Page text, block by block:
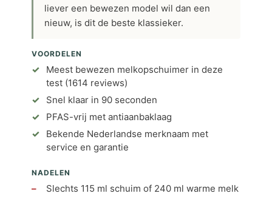
liever een bewezen model wil dan een
nieuw, is dit de beste klassieker.
VOORDELEN
Meest bewezen melkopschuimer in deze
test (1614 reviews)
Snel klaar in 90 seconden
PFAS-vrij met antiaanbaklaag
Bekende Nederlandse merknaam met
service en garantie
NADELEN
Slechts 115 ml schuim of 240 ml warme melk